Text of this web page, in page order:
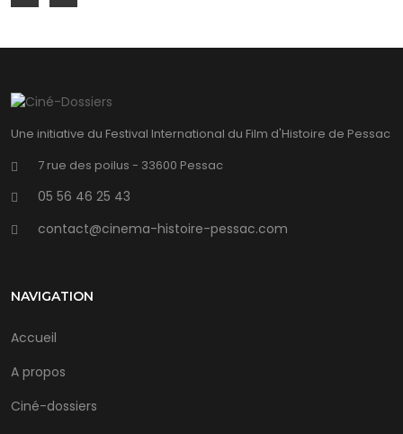
Une initiative du Festival International du Film d'Histoire de Pessac
7 rue des poilus - 33600 Pessac
05 56 46 25 43
contact@cinema-histoire-pessac.com
NAVIGATION
Accueil
A propos
Ciné-dossiers